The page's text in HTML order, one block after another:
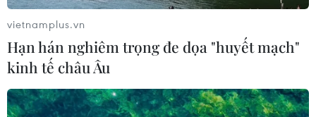
vietnamplus.vn
Hạn hán nghiêm trọng đe dọa "huyết mạch"
kinh tế châu Âu